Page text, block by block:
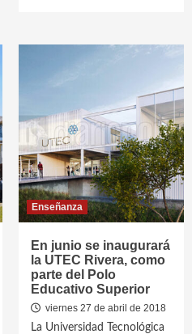
Enseñanza
En junio se inaugurará
la UTEC Rivera, como
parte del Polo
Educativo Superior
viernes 27 de abril de 2018
La Universidad Tecnológica